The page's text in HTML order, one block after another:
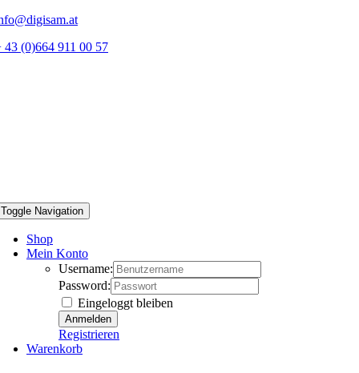
Zum
springen
43 (0)664 911 00 57
Toggle Navigation
Shop
Mein Konto
Username:
Password:
Eingeloggt bleiben
Registrieren
Warenkorb